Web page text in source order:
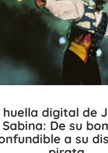
huella digital de
Sabina: De su
a su